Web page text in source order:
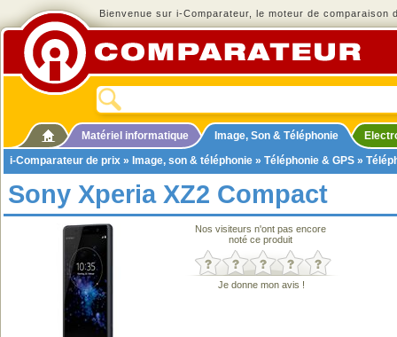
Bienvenue sur i-Comparateur, le moteur de comparaison
Matériel informatique Image, Son & Téléphonie
i-Comparateur de prix » Image, son & téléphonie » Téléphonie & GPS »
Sony Xperia XZ2 Compact
Nos visiteurs n'ont pas encore
noté ce produit
Je donne mon avis !